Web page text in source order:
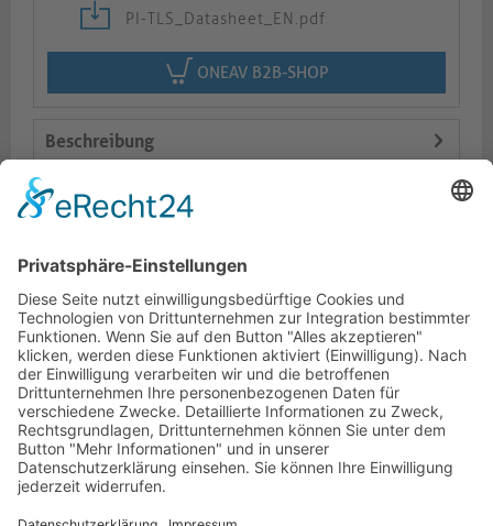
PI-TLS_Datasheet_EN.pdf
ONEAV B2B-SHOP
Beschreibung
Logistik
Dokumente
HOTLINE
PURELINK.DE